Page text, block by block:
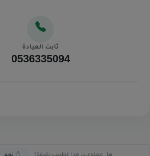
ثابت العيادة
0536335094